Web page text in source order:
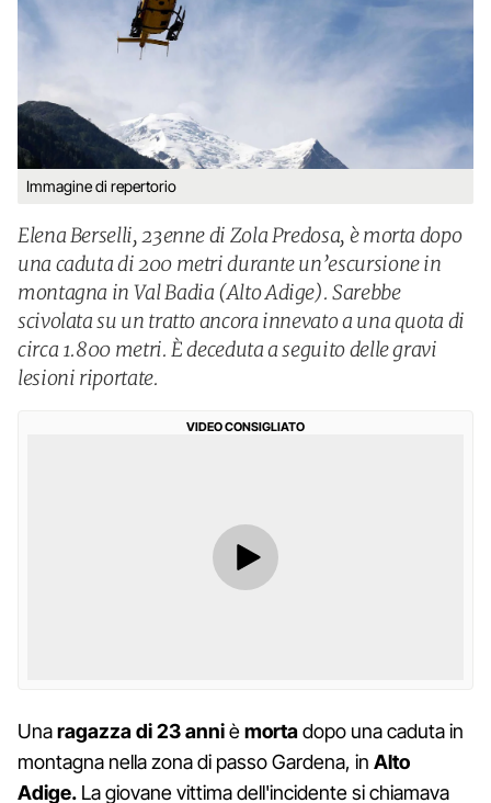
Immagine di repertorio
Elena Berselli, 23enne di Zola Predosa, è morta dopo
una caduta di 200 metri durante un’escursione in
montagna in Val Badia (Alto Adige). Sarebbe
scivolata su un tratto ancora innevato a una quota di
circa 1.800 metri. È deceduta a seguito delle gravi
lesioni riportate.
VIDEO CONSIGLIATO
Unaragazza di 23 annièmortadopo una caduta in
montagna nella zona di passo Gardena, in Alto
Adige. La giovane vittima dell'incidente si chiamava